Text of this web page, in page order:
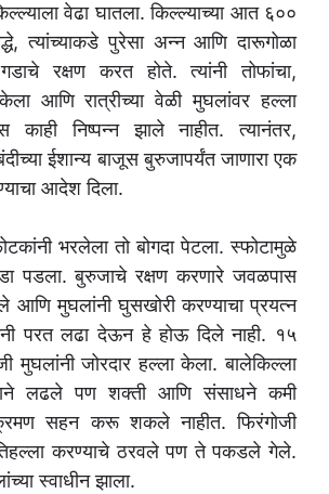
वेढा घातला. किल्ल्याच्या आत ६००
त्यांच्याकडे पुरेसा अन्न आणि दारूगोळा
रक्षण करत होते. त्यांनी तोफांचा,
आणि रात्रीच्या वेळी मुघलांवर हल्ला
निष्पन्न झाले नाहीत. त्यानंतर,
ईशान्य बाजूस बुरुजापर्यंत जाणारा एक
आदेश दिला.
भरलेला तो बोगदा पेटला. स्फोटामुळे
पडला. बुरुजाचे रक्षण करणारे जवळपास
आणि मुघलांनी घुसखोरी करण्याचा प्रयत्न
परत लढा देऊन हे होऊ दिले नाही. १५
मुघलांनी जोरदार हल्ला केला. बालेकिल्ला
लढले पण शक्ती आणि संसाधने कमी
सहन करू शकले नाहीत. फिरंगोजी
करण्याचे ठरवले पण ते पकडले गेले.
स्वाधीन झाला.